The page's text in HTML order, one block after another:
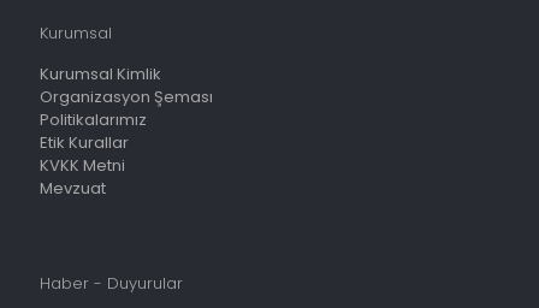
Kurumsal
Kurumsal Kimlik
Organizasyon Şeması
Politikalarımız
Etik Kurallar
KVKK Metni
Mevzuat
Haber - Duyurular